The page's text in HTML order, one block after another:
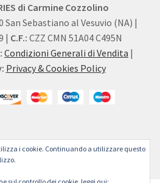
di Carmine Cozzolino
San Sebastiano al Vesuvio (NA) |
| C.F.: CZZ CMN 51A04 C495N
Condizioni Generali di Vendita |
Privacy & Cookies Policy
i cookie. Continuando a utilizzare questo